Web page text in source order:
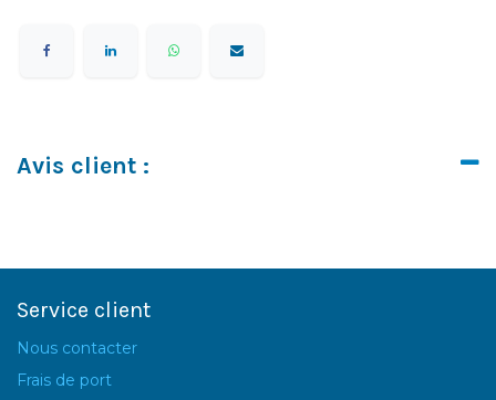
Avis client :
Service client
Nous contacter
Frais de port